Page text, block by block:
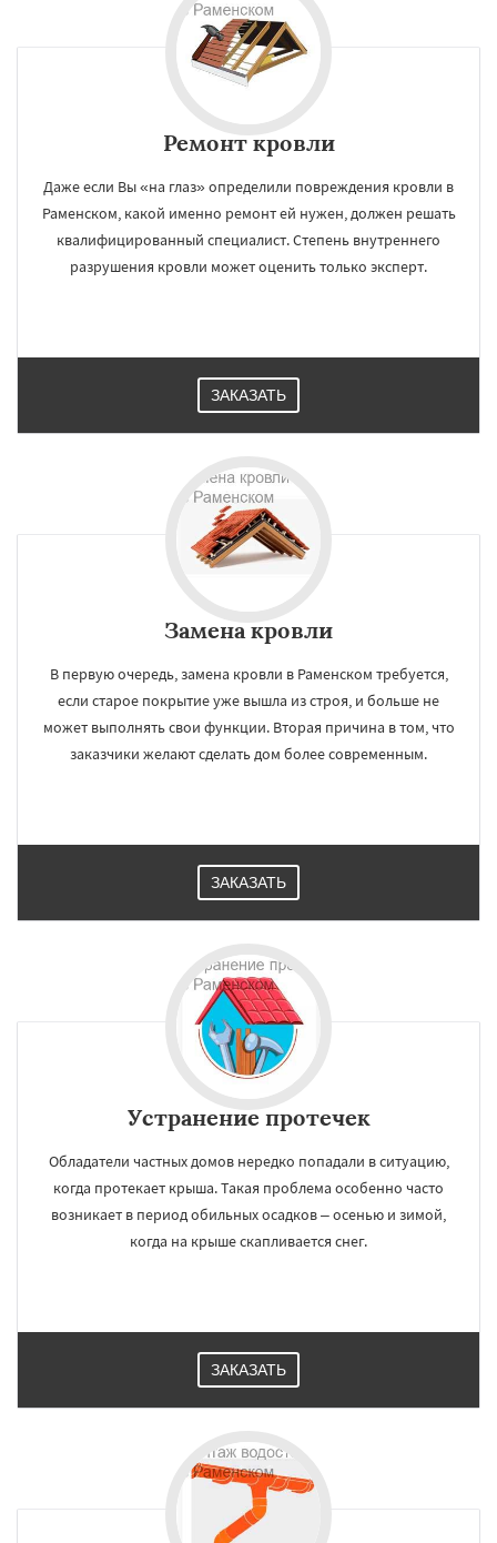
Реутов Рошаль Рузф Сергиев Посад
Серпухов Солнечногорск Купавна
Ступино Талдом Фрязино Химки
Жилево Загорянский
Зеленоградск
Измайлово Икша Ильинский Красково
Ремонт кровли
Даже если Вы «на глаз» определили повреждения кровли в
Раменском, какой именно ремонт ей нужен, должен решать
квалифицированный специалист. Степень внутреннего
разрушения кровли может оценить только эксперт.
ЗАКАЗАТЬ
Замена кровли
В первую очередь, замена кровли в Раменском требуется,
если старое покрытие уже вышла из строя, и больше не
может выполнять свои функции. Вторая причина в том, что
заказчики желают сделать дом более современным.
ЗАКАЗАТЬ
Устранение протечек
Обладатели частных домов нередко попадали в ситуацию,
когда протекает крыша. Такая проблема особенно часто
возникает в период обильных осадков – осенью и зимой,
когда на крыше скапливается снег.
ЗАКАЗАТЬ
УЗНАТЬ ПОДРОБНЕЕ